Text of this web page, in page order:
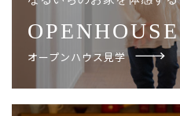
OPENHOUSE
オープンハウス見学